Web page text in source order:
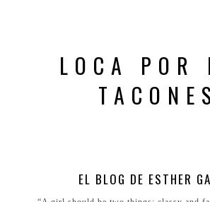
LOCA POR
EL BLOG DE ESTHER